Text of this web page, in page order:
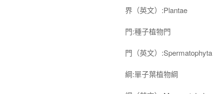
界（英文）:Plantae
門:種子植物門
門（英文）:Spermatophyta
綱:單子葉植物綱